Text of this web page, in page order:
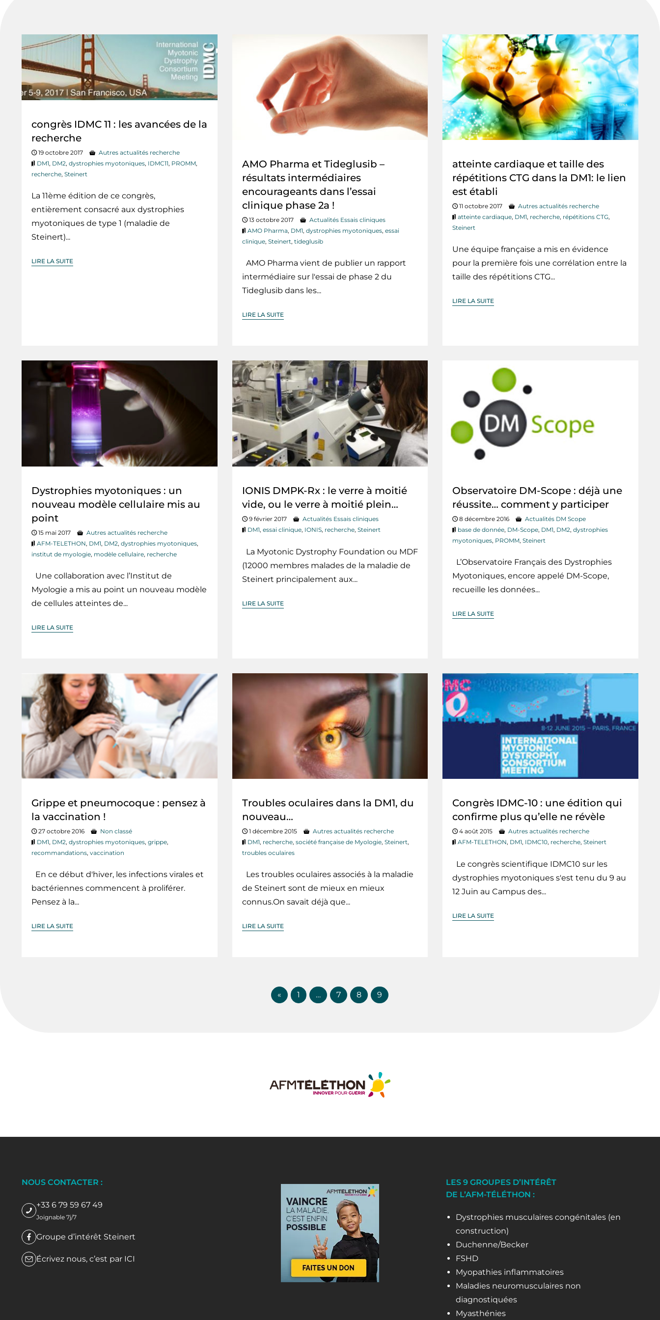
congrès IDMC 11 : les avancées de la
recherche
19 octobre 2017
Autres actualités recherche
DM1, DM2, dystrophies myotoniques, IDMC11, PROMM,
recherche, Steinert
La 11ème édition de ce congrès,
entièrement consacré aux dystrophies
myotoniques de type 1 (maladie de
Steinert)...
LIRE LA SUITE
AMO Pharma et Tideglusib –
résultats intermédiaires
encourageants dans l’essai
clinique phase 2a !
13 octobre 2017
Actualités Essais cliniques
AMO Pharma, DM1, dystrophies myotoniques, essai
clinique, Steinert, tideglusib
AMO Pharma vient de publier un rapport
intermédiaire sur l'essai de phase 2 du
Tideglusib dans les...
LIRE LA SUITE
atteinte cardiaque et taille des
répétitions CTG dans la DM1: le lien
est établi
11 octobre 2017
Autres actualités recherche
atteinte cardiaque, DM1, recherche, répétitions CTG,
Steinert
Une équipe française a mis en évidence
pour la première fois une corrélation entre la
taille des répétitions CTG...
LIRE LA SUITE
Dystrophies myotoniques : un
nouveau modèle cellulaire mis au
point
15 mai 2017
Autres actualités recherche
AFM-TELETHON, DM1, DM2, dystrophies myotoniques,
institut de myologie, modèle cellulaire, recherche
Une collaboration avec l’Institut de
Myologie a mis au point un nouveau modèle
de cellules atteintes de...
LIRE LA SUITE
IONIS DMPK-Rx : le verre à moitié
vide, ou le verre à moitié plein…
9 février 2017
Actualités Essais cliniques
DM1, essai clinique, IONIS, recherche, Steinert
La Myotonic Dystrophy Foundation ou MDF
(12000 membres malades de la maladie de
Steinert principalement aux...
LIRE LA SUITE
Observatoire DM-Scope : déjà une
réussite… comment y participer
8 décembre 2016
Actualités DM Scope
base de donnée, DM-Scope, DM1, DM2,dystrophies
myotoniques, PROMM,Steinert
L’Observatoire Français des Dystrophies
Myotoniques, encore appelé DM-Scope,
recueille les données...
LIRE LA SUITE
Grippe et pneumocoque : pensez à
la vaccination !
27 octobre 2016
Non classé
DM1, DM2, dystrophies myotoniques, grippe,
recommandations, vaccination
En ce début d'hiver, les infections virales et
bactériennes commencent à proliférer.
Pensez à la...
LIRE LA SUITE
Troubles oculaires dans la DM1, du
nouveau…
1 décembre 2015
Autres actualités recherche
DM1, recherche, société française de Myologie, Steinert,
troubles oculaires
Les troubles oculaires associés à la maladie
de Steinert sont de mieux en mieux
connus.On savait déjà que...
LIRE LA SUITE
Congrès IDMC-10 : une édition qui
confirme plus qu’elle ne révèle
4 août 2015
Autres actualités recherche
AFM-TELETHON, DM1, IDMC10, recherche,Steinert
Le congrès scientifique IDMC10 sur les
dystrophies myotoniques s'est tenu du 9 au
12 Juin au Campus des...
LIRE LA SUITE
« 1 … 7 8 9
NOUS CONTACTER :
+33 6 79 59 67 49
Joignable 7j/7
Groupe d’intérêt Steinert
Écrivez nous, c’est par ICI
LES 9 GROUPES D’INTÉRÊT
DE L’AFM-TÉLÉTHON :
Dystrophies musculaires congénitales (en
construction)
Duchenne/Becker
FSHD
Myopathies inflammatoires
Maladies neuromusculaires non
diagnostiquées
Myasthénies